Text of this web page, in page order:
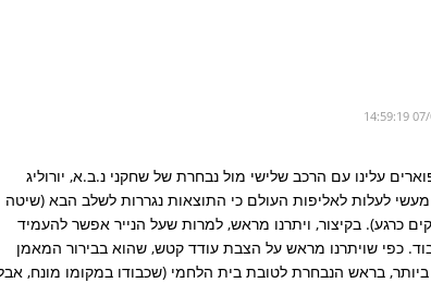
עלינו עם הרכב שלישי מול נבחרת של שחקני נ.ב.א, יורוליג
מעשי לעלות לאליפות העולם כי התוצאות נגררות לשלב הבא (שיטה
כרגע). בקיצור, ויתרנו מראש, למרות שעל הנייר אפשר להעמיד
כפי שויתרנו מראש על הצבת עודד קטש, שהוא בבירור המאמן
בראש הנבחרת לטובת בית הלחמי (שכבודו במקומו מונח,